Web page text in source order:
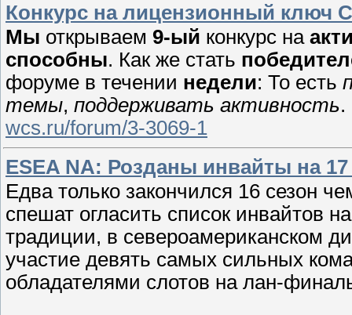
Конкурс на лицензионный ключ
Мы открываем 9-ый конкурс на
способны. Как же стать
форуме в течении недели: То есть
темы, поддерживать активность.
wcs.ru/forum/3-3069-1
ESEA NA: Розданы инвайты на 17
Едва только закончился 16 сезон
спешат огласить список инвайтов
традиции, в североамериканском
участие девять самых сильных
обладателями слотов на лан-